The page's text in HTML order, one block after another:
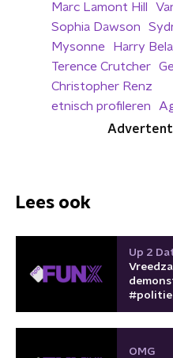
Marc Lamont Hill
Sophia Dawson
Mysonne
Harry
Terence Crutcher
Christopher Renz
etnisch profileren
Lees ook
Up 2
OMG